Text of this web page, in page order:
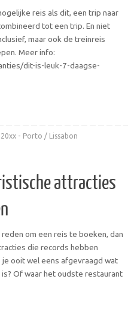
reis als dit, een trip naar
tot een trip. En niet
maar ook de treinreis
Meer info:
dit-is-leuk-7-daagse-
20xx - Porto / Lissabon
attracties
om een reis te boeken, dan
die records hebben
ooit wel eens afgevraagd wat
Of waar het oudste restaurant